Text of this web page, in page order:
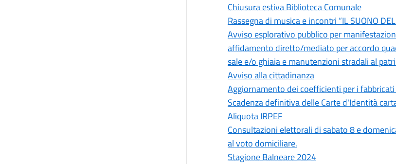
Chiusura estiva Biblioteca Comunale
Rassegna di musica e incontri “IL SUONO
Avviso esplorativo pubblico per
affidamento diretto/mediato per accordo
sale e/o ghiaia e manutenzioni stradali al
Avviso alla cittadinanza
Aggiornamento dei coefficienti per i
Scadenza definitiva delle Carte d'Identità
Aliquota IRPEF
Consultazioni elettorali di sabato 8 e
al voto domiciliare.
Stagione Balneare 2024